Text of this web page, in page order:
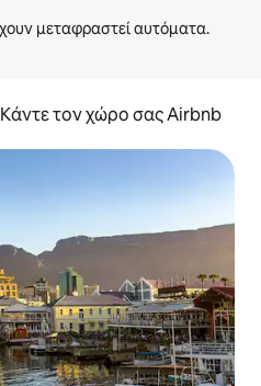
Κάντε τον χώρο σας Airbnb